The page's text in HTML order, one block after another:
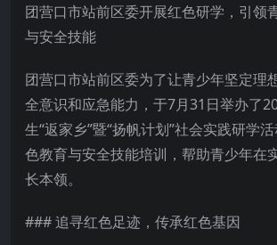
团营口市站前区委开展红色研学，引领
与安全技能
团营口市站前区委为了让青少年坚定理
全意识和应急能力，于7月31日举办了
生“返家乡”暨“扬帆计划”社会实践研学
色教育与安全技能培训，帮助青少年在
长本领。
### 追寻红色足迹，传承红色基因